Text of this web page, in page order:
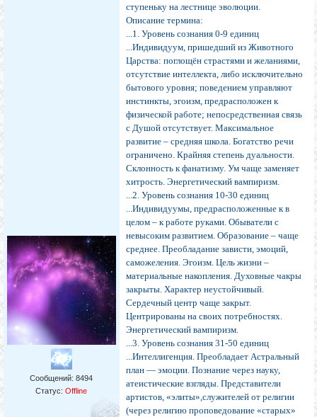
Сообщений: 8494
Статус: Offline
ступеньку на лестнице эволюции.
Описание термина:
...1. Уровень сознания 0-9 единиц
...Индивидуум, пришедший из Животного
Царства: поглощён страстями и желаниями,
отсутствие интеллекта, либо исключительно
бытового уровня; поведением управляют
инстинкты, эгоизм, предрасположен к
физической работе; непосредственная связь
с Душой отсутствует. Максимальное
развитие – средняя школа. Богатство речи
ограничено. Крайняя степень дуальности.
Склонность к фанатизму. Ум чаще заменяет
хитрость. Энергетический вампиризм.
...2. Уровень сознания 10-30 единиц
...Индивидуумы, предрасположенные к в
целом – к работе руками. Обыватели с
невысоким развитием. Образование – чаще
среднее. Преобладание зависти, эмоций,
саможеления. Эгоизм. Цель жизни –
материальные накопления. Духовные чакры
закрыты. Характер неустойчивый.
Сердечный центр чаще закрыт.
Центрированы на своих потребностях.
Энергетический вампиризм.
...3. Уровень сознания 31-50 единиц
...Интеллигенция. Преобладает Астральный
план — эмоции. Познание через науку,
атеистические взгляды. Представители
артистов, «элиты»,служителей от религии
(через религию проповедование «старых»